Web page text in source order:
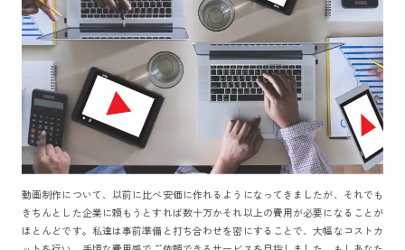
動画制作について、以前に比べ安価に作れるようになってきましたが、それでも
きちんとした企業に頼もうとすれば数十万かそれ以上の費用が必要になることが
ほとんどです。私達は事前準備と打ち合わせを密にすることで、大幅なコストカ